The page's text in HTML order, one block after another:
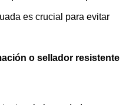
es crucial para evitar
o sellador resistente